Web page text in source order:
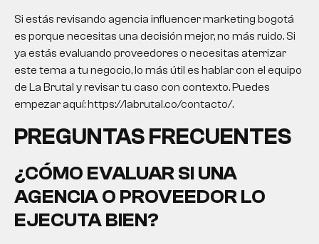
Si estás revisando agencia influencer marketing bogotá
es porque necesitas una decisión mejor, no más ruido. Si
ya estás evaluando proveedores o necesitas aterrizar
este tema a tu negocio, lo más útil es hablar con el equipo
de La Brutal y revisar tu caso con contexto. Puedes
empezar aquí: https://labrutal.co/contacto/.
PREGUNTAS FRECUENTES
¿CÓMO EVALUAR SI UNA
AGENCIA O PROVEEDOR LO
EJECUTA BIEN?